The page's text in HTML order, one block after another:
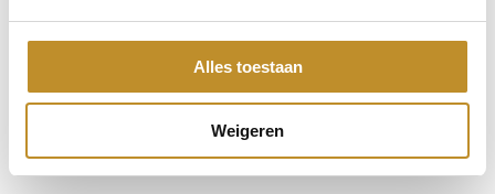
Alles toestaan
Weigeren